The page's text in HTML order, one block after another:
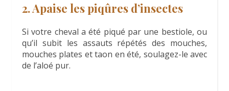
2. Apaise les piqûres d’insectes
Si votre cheval a été piqué par une bestiole, ou
qu’il subit les assauts répétés des mouches,
mouches plates et taon en été, soulagez-le avec
de l’aloé pur.